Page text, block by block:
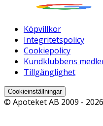
Köpvillkor
Integritetspolicy
Cookiepolicy
Kundklubbens
Tillgänglighet
Cookieinställningar
© Apoteket AB 2009 -